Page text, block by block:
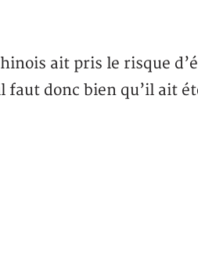
ait pris le risque
faut donc bien qu’il ait